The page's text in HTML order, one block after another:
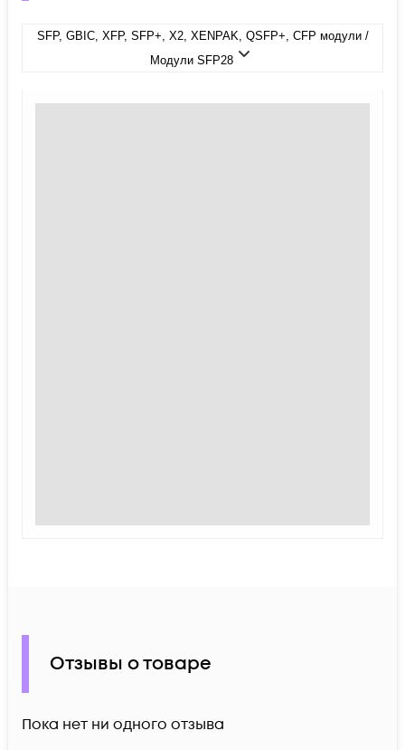
SFP, GBIC, XFP, SFP+, X2, XENPAK, QSFP+, CFP модули /
Модули SFP28
Отзывы о товаре
Пока нет ни одного отзыва